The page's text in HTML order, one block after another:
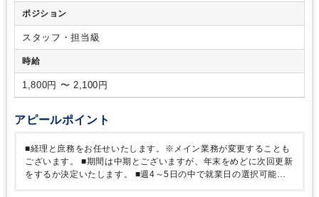
ポジション
スタッフ・担当級
時給
1,800円 〜 2,100円
アピールポイント
■経理と庶務をお任せいたします。※メイン業務が変更することも
ございます。
■期間は中期とございますが、年末をめどに次回更新
をするか決定いたします。
■週4～5日の中で就業日の選択可能で